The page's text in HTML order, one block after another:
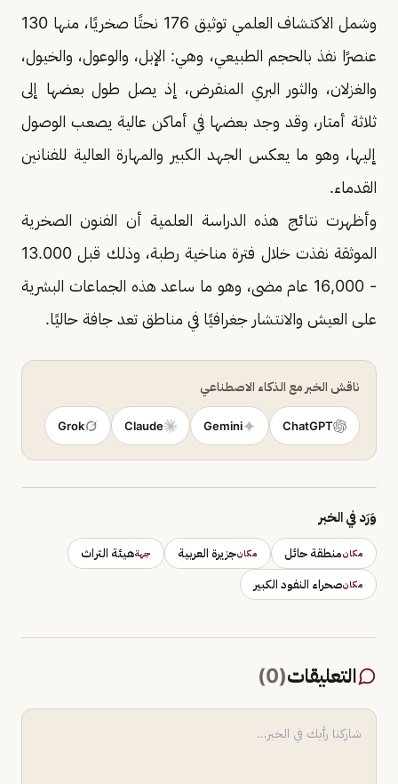
وشمل الاكتشاف العلمي توثيق 176 نحتًا صخريًا، منها 130
عنصرًا نفذ بالحجم الطبيعي، وهي: الإبل، والوعول، والخيول،
والغزلان، والثور البري المنقرض، إذ يصل طول بعضها إلى
ثلاثة أمتار، وقد وجد بعضها في أماكن عالية يصعب الوصول
إليها، وهو ما يعكس الجهد الكبير والمهارة العالية للفنانين
القدماء.
وأظهرت نتائج هذه الدراسة العلمية أن الفنون الصخرية
الموثقة نفذت خلال فترة مناخية رطبة، وذلك قبل 13.000
- 16,000 عام مضى، وهو ما ساعد هذه الجماعات البشرية
على العيش والانتشار جغرافيًا في مناطق تعد جافة حاليًا.
ناقش الخبر مع الذكاء الاصطناعي
ChatGPT
Gemini
Claude
Grok
وَرَد في الخبر
مكانمنطقة حائل مكانجزيرة العربية جهةهيئة التراث
مكانصحراء النفود الكبير
التعليقات(
0
)